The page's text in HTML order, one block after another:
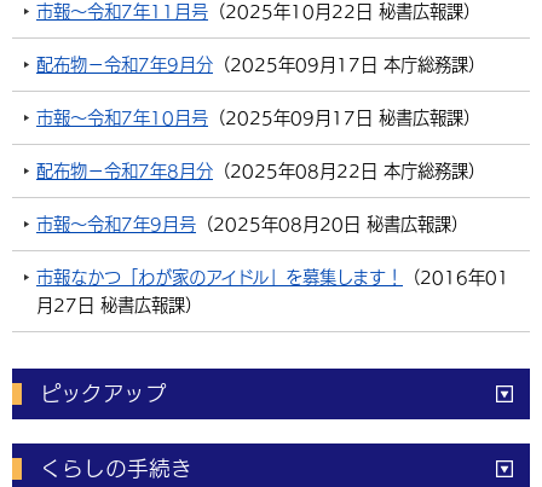
市報～令和7年11月号 （2025年10月22日 秘書広報課）
配布物－令和7年9月分 （2025年09月17日 本庁総務課）
市報～令和7年10月号 （2025年09月17日 秘書広報課）
配布物－令和7年8月分 （2025年08月22日 本庁総務課）
市報～令和7年9月号 （2025年08月20日 秘書広報課）
市報なかつ「わが家のアイドル」を募集します！ （2016年01
月27日 秘書広報課）
ピックアップ
電子申請 窓口の混雑状況
くらしの手続き